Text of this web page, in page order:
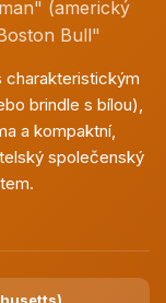
(americký
Bull"
charakteristickým
brindle s bílou),
a kompaktní,
společenský